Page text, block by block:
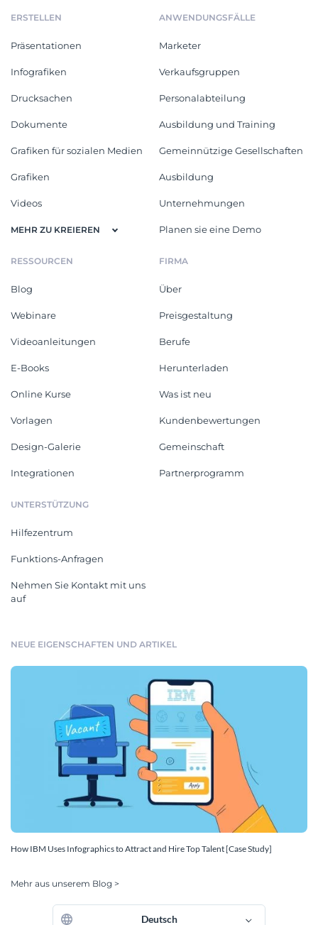
ERSTELLEN
Präsentationen
Infografiken
Drucksachen
Dokumente
Grafiken für sozialen Medien
Grafiken
Videos
MEHR ZU KREIEREN
ANWENDUNGSFÄLLE
Marketer
Verkaufsgruppen
Personalabteilung
Ausbildung und Training
Gemeinnützige Gesellschaften
Ausbildung
Unternehmungen
Planen sie eine Demo
RESSOURCEN
Blog
Webinare
Videoanleitungen
E-Books
Online Kurse
Vorlagen
Design-Galerie
Integrationen
FIRMA
Über
Preisgestaltung
Berufe
Herunterladen
Was ist neu
Kundenbewertungen
Gemeinschaft
Partnerprogramm
UNTERSTÜTZUNG
Hilfezentrum
Funktions-Anfragen
Nehmen Sie Kontakt mit uns
auf
NEUE EIGENSCHAFTEN UND ARTIKEL
How IBM Uses Infographics to Attract and Hire Top Talent [Case Study]
Mehr aus unserem Blog >
Deutsch